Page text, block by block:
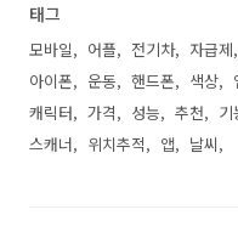
태그
모바일 어플 전기차 자급제
아이폰
운동 핸드폰 색상
캐릭터
가격 성능 추천 기
스캐너
위치추적 앱 날씨